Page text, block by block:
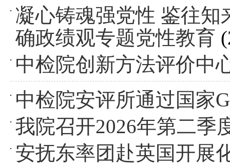
凝心铸魂强党性 鉴往
确政绩观专题党性教育
中检院创新方法评价中
中检院安评所通过国家
我院召开2026年第二季
安抚东率团赴英国开展